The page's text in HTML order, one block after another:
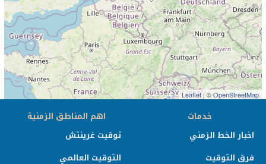
Leaflet| ©OpenStreetMap
خدمات
اخبار الخط الزمني
فرق التوقيت
اهم المناطق الزمنية
توقيت غرينتش
التوقيت العالمي